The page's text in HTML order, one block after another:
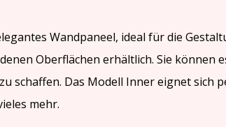
Wandpaneel, ideal für die
Oberflächen erhältlich. Sie können
schaffen. Das Modell Inner eignet sich
mehr.